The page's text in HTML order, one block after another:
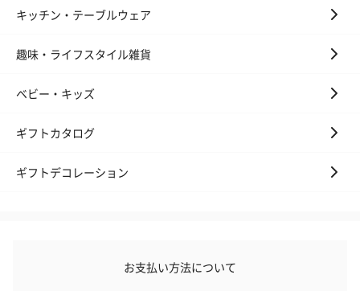
キッチン・テーブルウェア
趣味・ライフスタイル雑貨
ベビー・キッズ
ギフトカタログ
ギフトデコレーション
お支払い方法について